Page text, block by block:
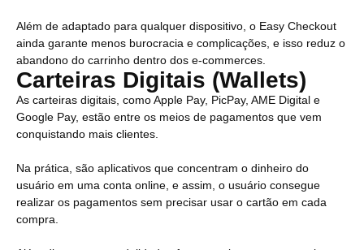
Além de adaptado para qualquer dispositivo, o Easy Checkout
ainda garante menos burocracia e complicações, e isso reduz o
abandono do carrinho dentro dos e-commerces.
Carteiras Digitais (Wallets)
As carteiras digitais, como Apple Pay, PicPay, AME Digital e
Google Pay, estão entre os meios de pagamentos que vem
conquistando mais clientes.
Na prática, são aplicativos que concentram o dinheiro do
usuário em uma conta online, e assim, o usuário consegue
realizar os pagamentos sem precisar usar o cartão em cada
compra.